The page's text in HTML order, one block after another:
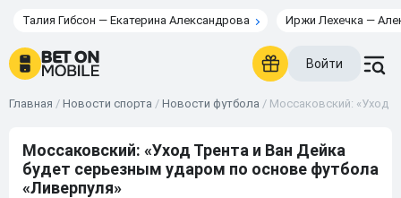
Талия Гибсон — Екатерина Александрова Иржи Лехечка —
Войти
Главная / Новости спорта / Новости футбола / Моссаковский: «Уход
Моссаковский: «Уход Трента и Ван Дейка
будет серьезным ударом по основе футбола
«Ливерпуля»